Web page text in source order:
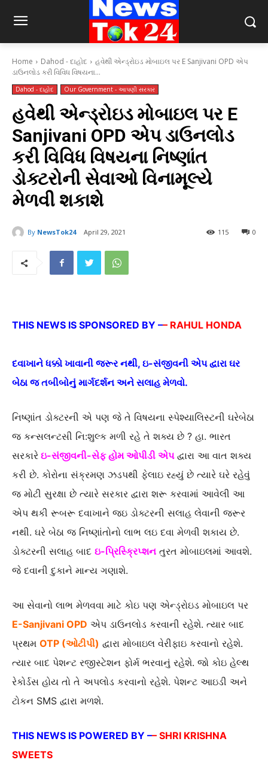
Home Dahod - દાહોદ
હવેથી એન્ડ્રોઇડ મોબાઇલ પર E Sanjivani OPD એપ
ડાઉનલોડ કરી વિવિધ વિષયના...
Dahod - દાહોદ Our Government - આપણી સરકાર
હવેથી એન્ડ્રોઇડ મોબાઇલ પર E
Sanjivani OPD એપ ડાઉનલોડ
કરી વિવિધ વિષયના નિષ્ણાંત
ડોક્ટરોની સેવાઓ વિનામૂલ્યે
મેળવી શકાશે
By NewsTok24 April 29, 2021 0
115
THIS NEWS IS SPONSORED BY –– RAHUL HONDA
દવાખાને ધક્કો ખાવાની જરૂર નથી, ઇ-સંજીવની એપ દ્વારા ઘર
બેઠા જ તબીબોનું માર્ગદર્શન અને સલાહ મેળવો.
નિષ્ણાંત ડોક્ટરની એ પણ જે તે વિષયના સ્પેશ્યાલિસ્ટની ઘરેબેઠા
જ કન્સલન્ટસી નિ:શુલ્ક મળી રહે તે શક્ય છે ? હા. ભારત
સરકારે ઇ-સંજીવની-સેફ હોમ ઓપીડી એપદ્વારા આ વાત શક્ય
કરી છે. કોરોના સંક્રમણ ઝડપથી ફેલાઇ રહ્યું છે ત્યારે ઘરે રહેવું
જ મોટી સુરક્ષા છે ત્યારે સરકાર દ્વારા શરૂ કરવામાં આવેલી આ
એપ થકી રૂબરૂ દવાખાને જઇ ડોક્ટરની સલાહ લેવાની જરૂર
નથી. ઘરે બેઠા જ નિષ્ણાંતોનો લાભ લઇ દવા મેળવી શકાય છે.
ડોક્ટરની સલાહ બાદ ઇ-પ્રિસ્ક્રિપ્શન તુરત મોબાઇલમાં આવશે.
જે દવાની દુકાને માન્ય ગણાશે.
આ સેવાનો લાભ મેળવવા માટે કોઇ પણ એન્ડ્રોઇડ મોબાઇલ પર
E-Sanjivani OPD એપ ડાઉનલોડ કરવાની રહેશે. ત્યાર બાદ
પ્રથમ OTP (ઓટીપી) દ્વારા મોબાઇલ વેરીફાઇ કરવાનો રહેશે.
ત્યાર બાદ પેશન્ટ રજીસ્ટેશન ફોર્મ ભરવાનું રહેશે. જો કોઇ હેલ્થ
રેકોર્ડસ હોય તો તે અપલોડ કરવાનો રહેશે. પેશન્ટ આઇડી અને
ટોકન SMS દ્વારા મળશે.
THIS NEWS IS POWERED BY –– SHRI KRISHNA
SWEETS